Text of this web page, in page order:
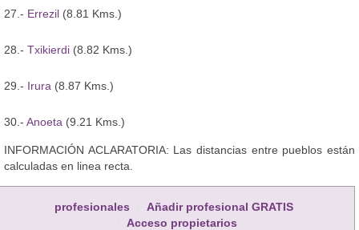
27.- Errezil (8.81 Kms.)
28.- Txikierdi (8.82 Kms.)
29.- Irura (8.87 Kms.)
30.- Anoeta (9.21 Kms.)
INFORMACIÓN ACLARATORIA: Las distancias entre pueblos están
calculadas en linea recta.
profesionales
Añadir profesional GRATIS
Acceso propietarios